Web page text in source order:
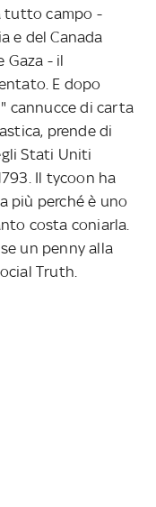
tutto campo -
e del Canada
Gaza - il
E dopo
cannucce di carta
prende di
Stati Uniti
Il tycoon ha
più perché è uno
costa coniarla.
un penny alla
Truth.